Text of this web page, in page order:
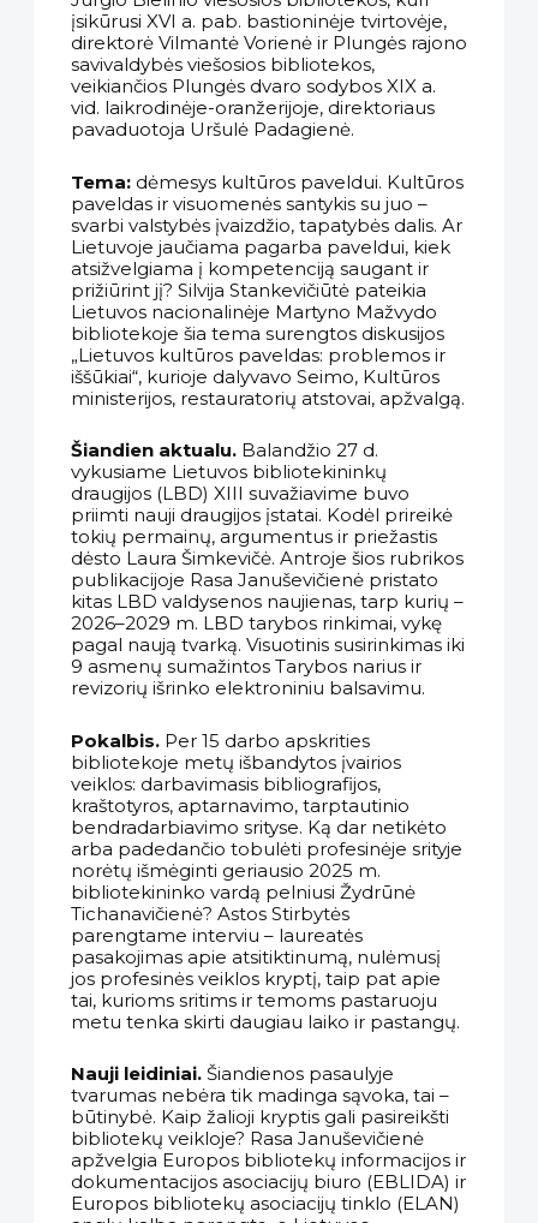
įsikūrusi XVI a. pab. bastioninėje tvirtovėje,
direktorė Vilmantė Vorienė ir Plungės rajono
savivaldybės viešosios bibliotekos,
veikiančios Plungės dvaro sodybos XIX a.
vid. laikrodinėje-oranžerijoje, direktoriaus
pavaduotoja Uršulė Padagienė.
Tema: dėmesys kultūros paveldui. Kultūros
paveldas ir visuomenės santykis su juo –
svarbi valstybės įvaizdžio, tapatybės dalis. Ar
Lietuvoje jaučiama pagarba paveldui, kiek
atsižvelgiama į kompetenciją saugant ir
prižiūrint jį? Silvija Stankevičiūtė pateikia
Lietuvos nacionalinėje Martyno Mažvydo
bibliotekoje šia tema surengtos diskusijos
„Lietuvos kultūros paveldas: problemos ir
iššūkiai“, kurioje dalyvavo Seimo, Kultūros
ministerijos, restauratorių atstovai, apžvalgą.
Šiandien aktualu. Balandžio 27 d.
vykusiame Lietuvos bibliotekininkų
draugijos (LBD) XIII suvažiavime buvo
priimti nauji draugijos įstatai. Kodėl prireikė
tokių permainų, argumentus ir priežastis
dėsto Laura Šimkevičė. Antroje šios rubrikos
publikacijoje Rasa Januševičienė pristato
kitas LBD valdysenos naujienas, tarp kurių –
2026–2029 m. LBD tarybos rinkimai, vykę
pagal naują tvarką. Visuotinis susirinkimas iki
9 asmenų sumažintos Tarybos narius ir
revizorių išrinko elektroniniu balsavimu.
Pokalbis. Per 15 darbo apskrities
bibliotekoje metų išbandytos įvairios
veiklos: darbavimasis bibliografijos,
kraštotyros, aptarnavimo, tarptautinio
bendradarbiavimo srityse. Ką dar netikėto
arba padedančio tobulėti profesinėje srityje
norėtų išmėginti geriausio 2025 m.
bibliotekininko vardą pelniusi Žydrūnė
Tichanavičienė? Astos Stirbytės
parengtame interviu – laureatės
pasakojimas apie atsitiktinumą, nulėmusį
jos profesinės veiklos kryptį, taip pat apie
tai, kurioms sritims ir temoms pastaruoju
metu tenka skirti daugiau laiko ir pastangų.
Nauji leidiniai. Šiandienos pasaulyje
tvarumas nebėra tik madinga sąvoka, tai –
būtinybė. Kaip žalioji kryptis gali pasireikšti
bibliotekų veikloje? Rasa Januševičienė
apžvelgia Europos bibliotekų informacijos ir
dokumentacijos asociacijų biuro (EBLIDA) ir
Europos bibliotekų asociacijų tinklo (ELAN)